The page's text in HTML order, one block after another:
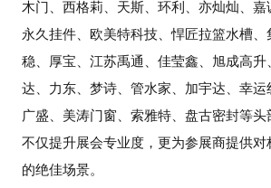
木门、西格莉、天斯、环利、亦灿灿、嘉
永久挂件、欧美特科技、悍匠拉篮水槽
稳、厚宝、江苏禹通、佳莹鑫、旭成高
达、力东、梦诗、管水家、加宇达、幸运
广盛、美涛门窗、索雅特、盘古密封等
不仅提升展会专业度，更为参展商提供
的绝佳场景。